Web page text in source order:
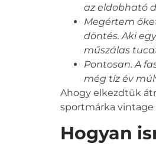
az eldobható
Megértem
döntés. Aki
műszálas
Pontosan. A
még tíz év
Ahogy elkezdtük
sportmárka vintage
Hogyan